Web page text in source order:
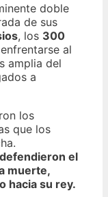
doble
de sus
, los 300
al
amplia del
a
los
que los
el
muerte,
hacia su rey.